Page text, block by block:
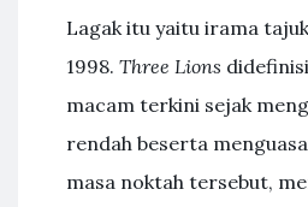
Lagak itu yaitu irama
1998. Three Lions
macam terkini sejak
rendah beserta
masa noktah tersebut,